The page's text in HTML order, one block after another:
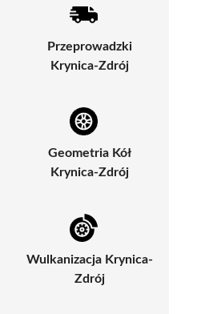
Przeprowadzki
Krynica-Zdrój
Geometria Kół
Krynica-Zdrój
Wulkanizacja Krynica-
Zdrój